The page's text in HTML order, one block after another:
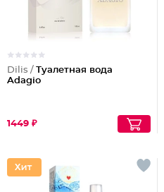
Dilis / Туалетная вода
Adagio
1449 ₽